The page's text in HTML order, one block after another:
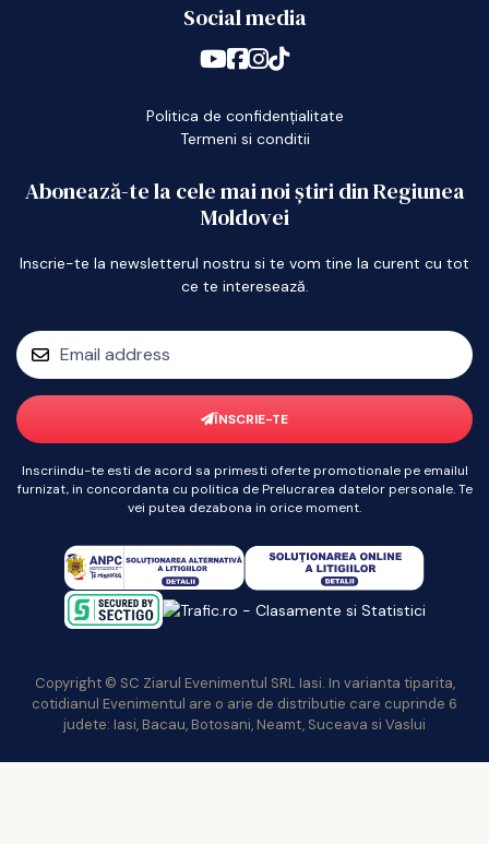
Social media
Politica de confidențialitate
Termeni si conditii
Abonează-te la cele mai noi știri din Regiunea
Moldovei
Inscrie-te la newsletterul nostru si te vom tine la curent cu tot
ce te interesează.
ÎNSCRIE-TE
Inscriindu-te esti de acord sa primesti oferte promotionale pe emailul
furnizat, in concordanta cu politica de Prelucrarea datelor personale. Te
vei putea dezabona in orice moment.
Copyright © SC Ziarul Evenimentul SRL Iasi. In varianta tiparita,
cotidianul Evenimentul are o arie de distributie care cuprinde 6
judete: Iasi, Bacau, Botosani, Neamt, Suceava si Vaslui